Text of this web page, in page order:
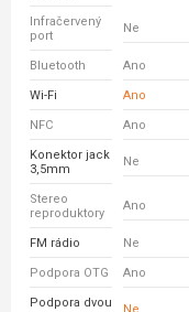
Infračervený
port
Ne
Bluetooth Ano
Wi-Fi Ano
NFC Ano
Konektor jack
3,5mm
Ne
Stereo
reproduktory
Ano
FM rádio Ne
Podpora OTG Ano
Podpora dvou